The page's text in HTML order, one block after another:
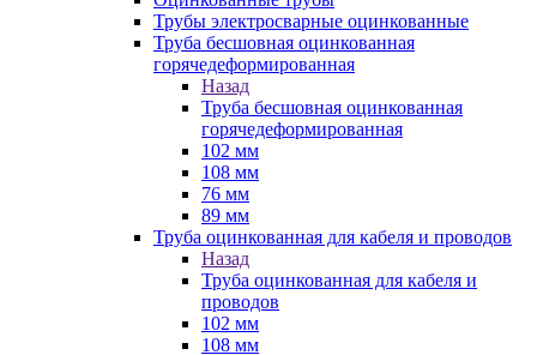
Трубы электросварные оцинкованные
Труба бесшовная оцинкованная
горячедеформированная
Назад
Труба бесшовная оцинкованная
горячедеформированная
102 мм
108 мм
76 мм
89 мм
Труба оцинкованная для кабеля и проводов
Назад
Труба оцинкованная для кабеля и
проводов
102 мм
108 мм